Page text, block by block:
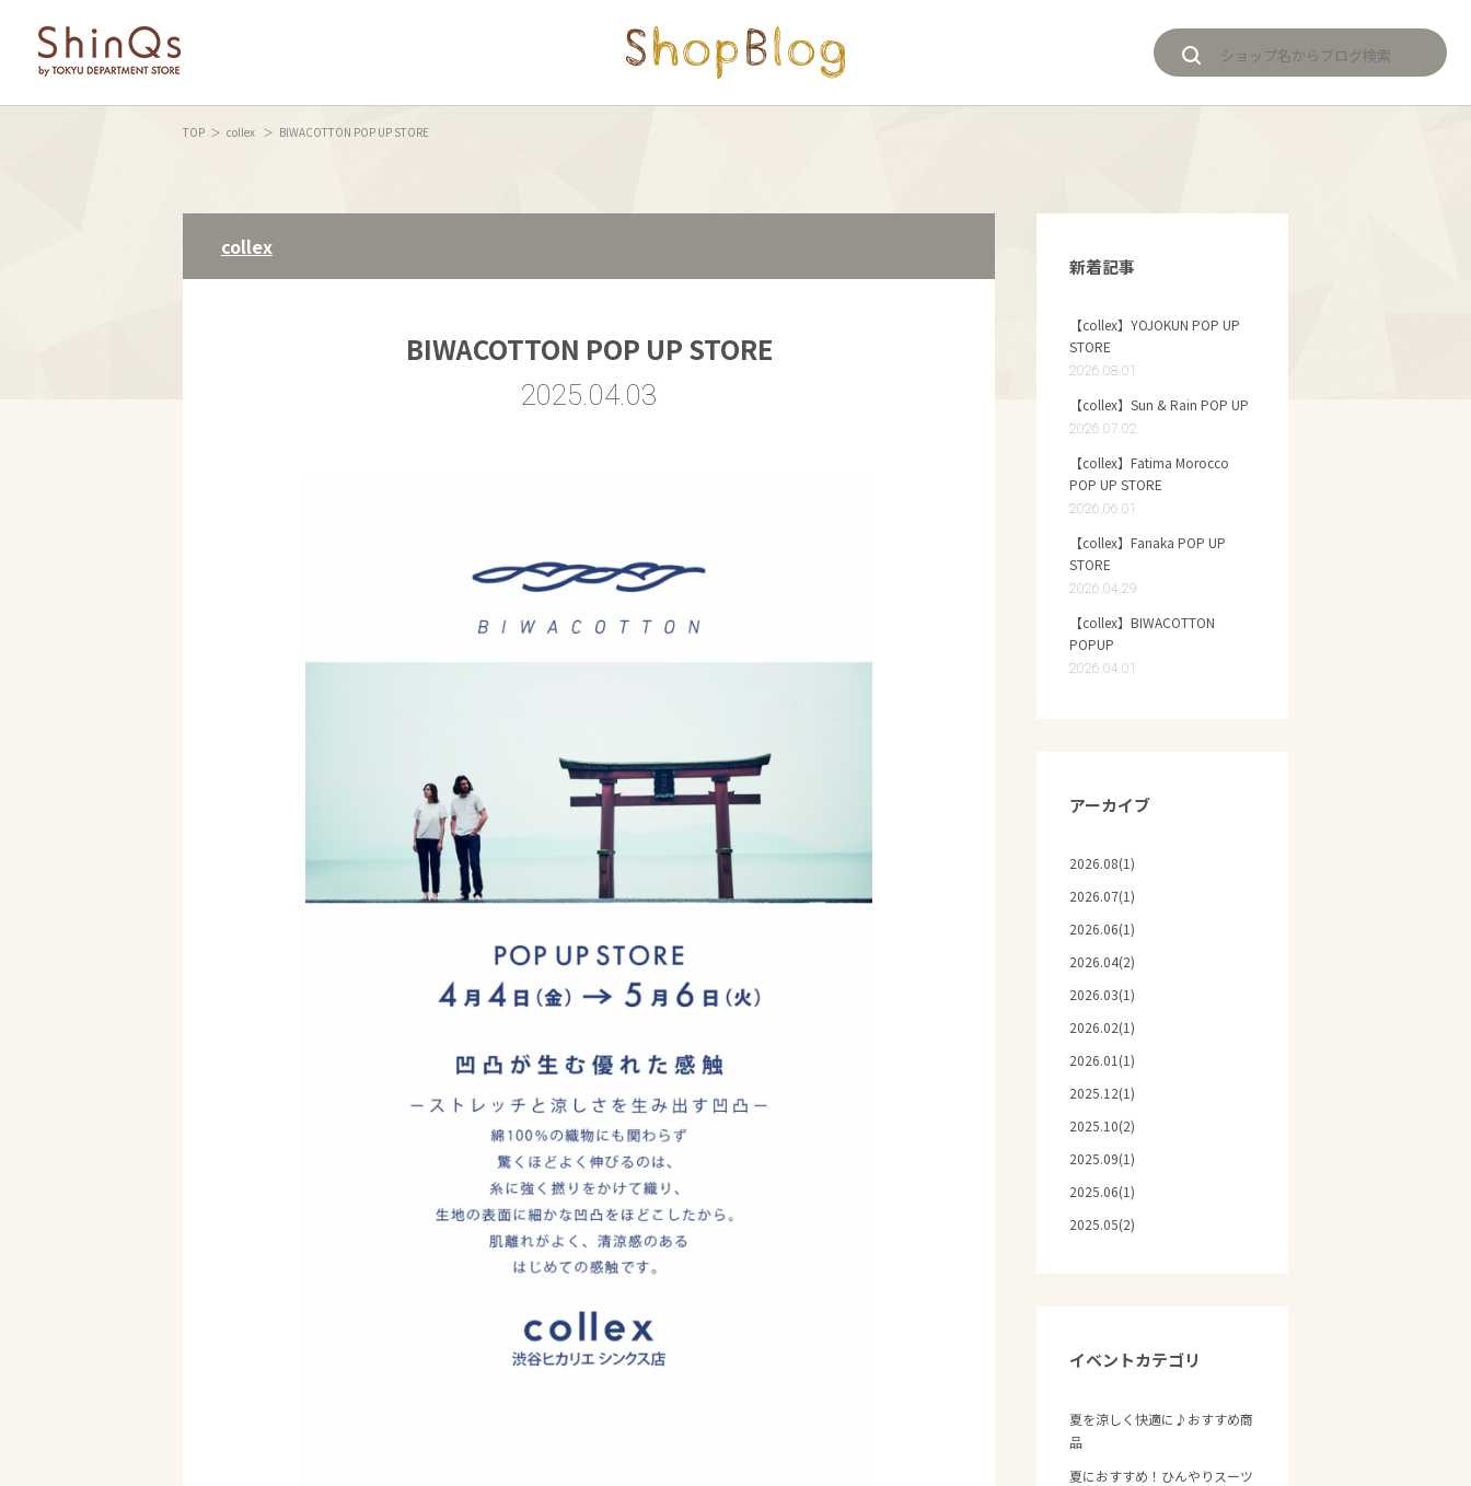
TOP collex BIWACOTTON POP UP STORE
collex
BIWACOTTON POP UP STORE
2025.04.03
新着記事
【collex】YOJOKUN POP UP
STORE
2026.08.01
【collex】Sun & Rain POP UP
2026.07.02
【collex】Fatima Morocco
POP UP STORE
2026.06.01
【collex】Fanaka POP UP
STORE
2026.04.29
【collex】BIWACOTTON
POPUP
2026.04.01
アーカイブ
2026.08(1)
2026.07(1)
2026.06(1)
2026.04(2)
2026.03(1)
2026.02(1)
2026.01(1)
2025.12(1)
2025.10(2)
2025.09(1)
2025.06(1)
2025.05(2)
イベントカテゴリ
夏を涼しく快適に♪おすすめ商
品
夏におすすめ！ひんやりスーツ